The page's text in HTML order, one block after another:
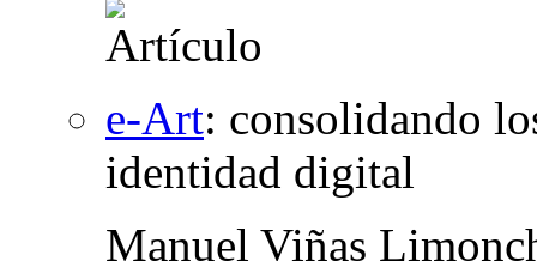
e-Art: consolidando
identidad digital
Manuel Viñas